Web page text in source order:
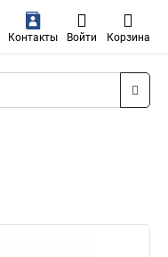
Контакты Войти Корзина